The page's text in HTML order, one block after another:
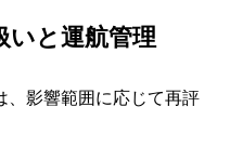
いと運航管理
、影響範囲に応じて再評